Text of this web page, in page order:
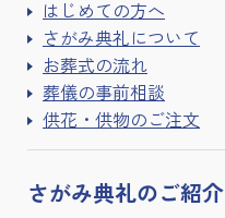
はじめての方へ
さがみ典礼について
お葬式の流れ
葬儀の事前相談
供花・供物のご注文
さがみ典礼のご紹介